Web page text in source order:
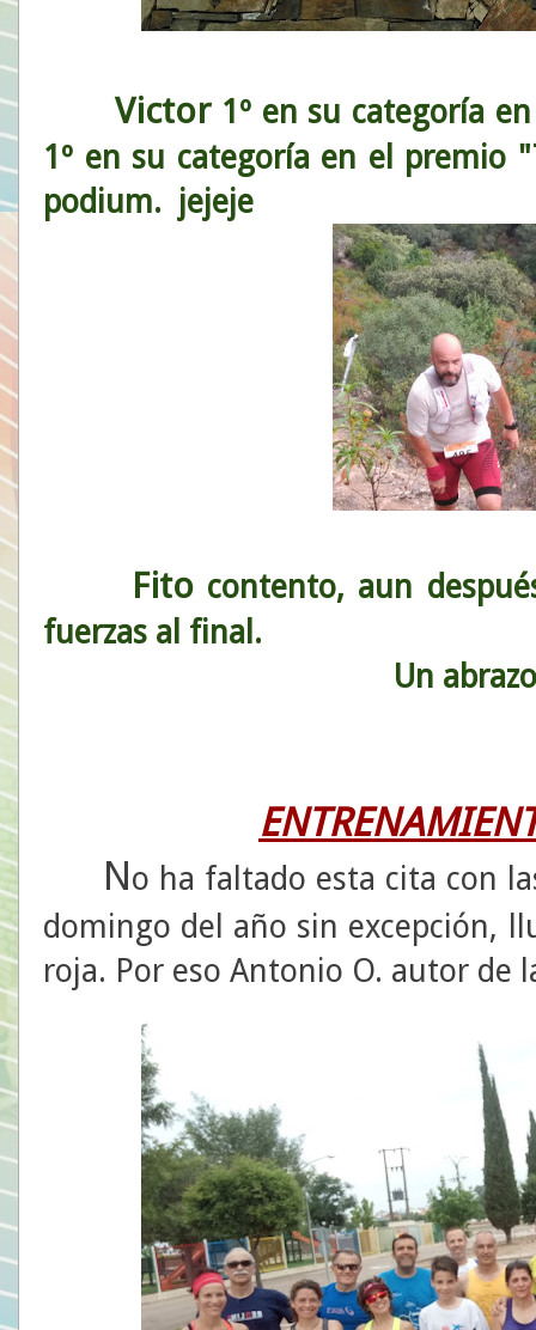
Victor1º en su categoría
1º en su categoría en el premio
podium. jejeje
Fitocontento, aun
fuerzas al final.
Un abrazo
No ha faltado esta cita con
domingo del año sin excepción,
roja. Por eso Antonio O. autor de